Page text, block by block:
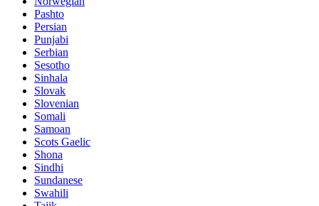
Pashto
Persian
Punjabi
Serbian
Sesotho
Sinhala
Slovak
Slovenian
Somali
Samoan
Scots Gaelic
Shona
Sindhi
Sundanese
Swahili